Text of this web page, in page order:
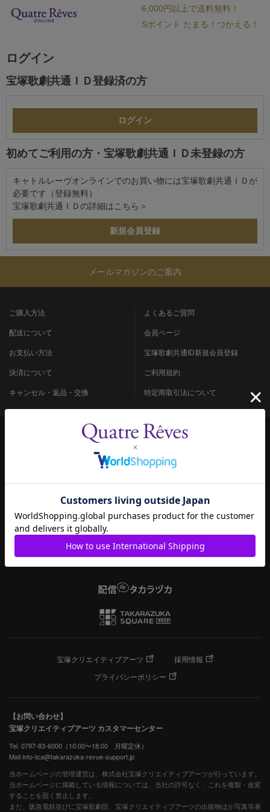
6,000円以上で送料無料！
Sポイント たまる！つかえる！
ログイン
宝塚歌劇共通ＩＤ登録済の方
初めてご利用の方・宝塚歌劇共通ＩＤ未登録の方
キャトルレーヴオンラインでのお買い物には宝塚歌劇共通ＩＤが
必要です（登録無料）
宝塚歌劇共通ＩＤの詳細は こちら＞
メールマガジンのご案内
ご購入方法
配送について
お支払い方法
決済について
キャンセル・返品・交換
よくあるご質問
会員ページ
宝塚歌劇共通ID新規会員登録
ご利用規約
特定商取引法について
宝塚クリエイティブアーツ
採用情報
プライバシーポリシー
【お問い合わせ】
宝塚クリエイティブアーツ カスタマーセンター
Tel. 0797-83-6000（10:00〜18:00 月曜定休）
Mail info-tca@takarazuka-revue-support.jp
当ホームページの管理運営は、株式会社宝塚クリエイティブアーツが行っています。
当ホームページに掲載している情報については、当社の許可なく、これを複製・改変
することを固く禁止します。
また、阪急電鉄並びに宝塚歌劇団、宝塚クリエイティブアーツの出版物ほか写真等著